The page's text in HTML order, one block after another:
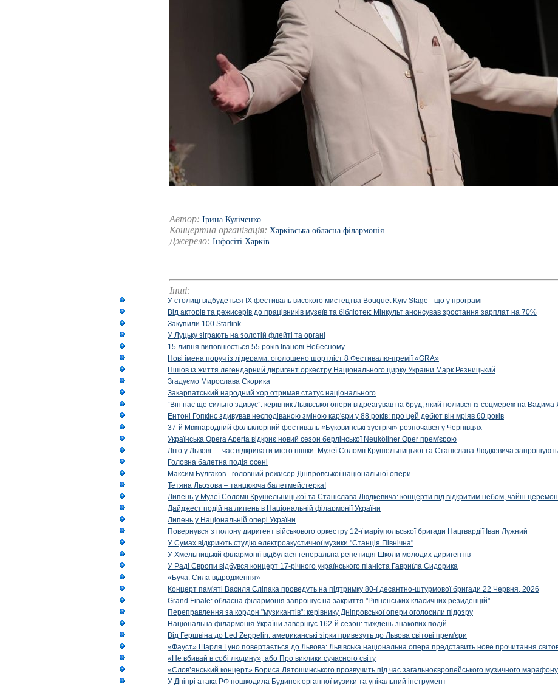
Автор: Ірина Куліченко
Концертна організація: Харківська обласна філармонія
Джерело: Інфосіті Харків
Інші:
У столиці відбудеться IX фестиваль високого мистецтва Bouquet Kyiv Stage - що у програмі
Від акторів та режисерів до працівників музеїв та бібліотек: Мінкульт анонсував зростання зарплат на 70%
Закупили 100 Starlink
У Луцьку зіграють на золотій флейті та органі
15 липня виповнюється 55 років Іванові Небесному
Нові імена поруч із лідерами: оголошено шортліст 8 Фестивалю-премії «GRA»
Пішов із життя легендарний диригент оркестру Національного цирку України Марк Резницький
Згадуємо Мирослава Скорика
Закарпатський народний хор отримав статус національного
“Він нас ще сильно здивує”: керівник Львівської опери відреагував на бруд, який полився із соцмереж на
Ентоні Гопкінс здивував несподіваною зміною кар'єри у 88 років: про цей дебют він мріяв 60 років
37-й Міжнародний фольклорний фестиваль «Буковинські зустрічі» розпочався у Чернівцях
Українська Opera Aperta відкриє новий сезон берлінської Neuköllner Oper прем'єрою
Літо у Львові — час відкривати місто пішки: Музеї Соломії Крушельницької та Станіслава Людкевича запрошують
Головна балетна подія осені
Максим Булгаков - головний режисер Дніпровської національної опери
Тетяна Льозова – танцююча балетмейстерка!
Липень у Музеї Соломії Крушельницької та Станіслава Людкевича: концерти під відкритим небом, чайні
Дайджест подій на липень в Національній філармонії України
Липень у Національній опері України
Повернувся з полону диригент військового оркестру 12-ї маріупольської бригади Нацгвардії Іван Лужний
У Сумах відкриють студію електроакустичної музики "Станція Північна"
У Хмельницькій філармонії відбулася генеральна репетиція Школи молодих диригентів
У Раді Європи відбувся концерт 17-річного українського піаніста Гавриїла Сидорика
«Буча. Сила відродження»
Концерт пам'яті Василя Сліпака проведуть на підтримку 80-ї десантно-штурмової бригади 22 Червня, 2026
Grand Finale: обласна філармонія запрошує на закриття "Рівненських класичних резиденцій"
Переправлення за кордон "музикантів": керівнику Дніпровської опери оголосили підозру
Національна філармонія України завершує 162-й сезон: тиждень знакових подій
Від Гершвіна до Led Zeppelin: американські зірки привезуть до Львова світові прем'єри
«Фауст» Шарля Гуно повертається до Львова: Львівська національна опера представить нове прочитання
«Не вбивай в собі людину», або Про виклики сучасного світу
«Слов’янський концерт» Бориса Лятошинського прозвучить під час загальноєвропейського музичного
У Дніпрі атака РФ пошкодила Будинок органної музики та унікальний інструмент